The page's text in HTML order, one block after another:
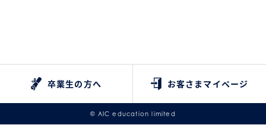
卒業生の方へ お客さまマイページ
© AIC education limited